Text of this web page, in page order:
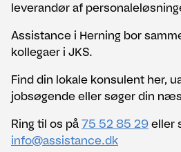
leverandør af
Assistance i Herning bor
kollegaer i JKS.
Find din lokale konsulent her,
jobsøgende eller søger din
Ring til os på 75 52 85 29 eller
info@assistance.dk